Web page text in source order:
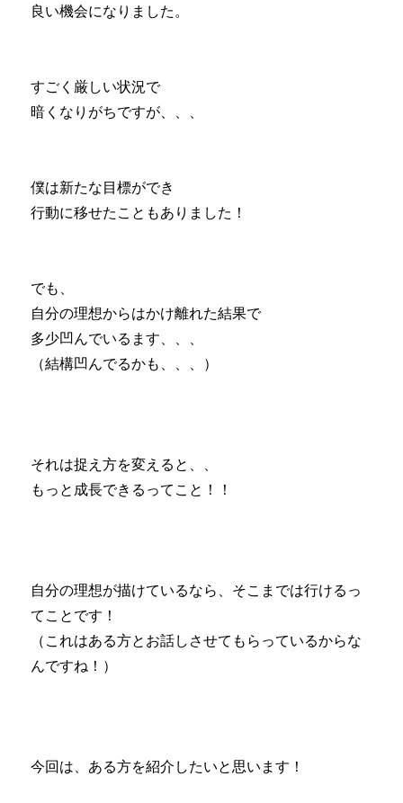
良い機会になりました。
すごく厳しい状況で
暗くなりがちですが、、、
僕は新たな目標ができ
行動に移せたこともありました！
でも、
自分の理想からはかけ離れた結果で
多少凹んでいるます、、、
（結構凹んでるかも、、、）
それは捉え方を変えると、、
もっと成長できるってこと！！
自分の理想が描けているなら、そこまでは行けるっ
てことです！
（これはある方とお話しさせてもらっているからな
んですね！）
今回は、ある方を紹介したいと思います！